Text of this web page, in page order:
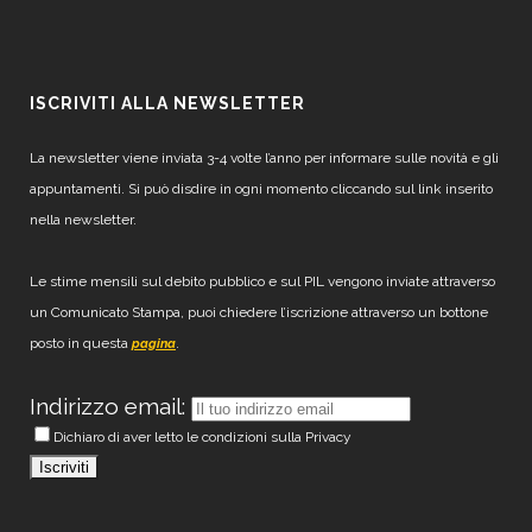
ISCRIVITI ALLA NEWSLETTER
La newsletter viene inviata 3-4 volte l’anno per informare sulle novità e gli
appuntamenti. Si può disdire in ogni momento cliccando sul link inserito
nella newsletter.
Le stime mensili sul debito pubblico e sul PIL vengono inviate attraverso
un Comunicato Stampa, puoi chiedere l’iscrizione attraverso un bottone
posto in questa pagina.
Indirizzo email:
Dichiaro di aver letto le condizioni sulla Privacy